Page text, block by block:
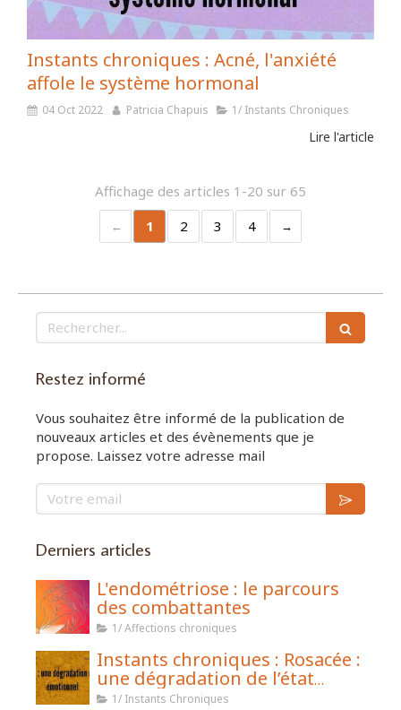
Instants chroniques : Acné, l'anxiété
affole le système hormonal
04 Oct 2022 Patricia Chapuis 1/ Instants Chroniques
Lire l'article
Affichage des articles 1-20 sur 65
1
2 3 4
Rechercher
Restez informé
Vous souhaitez être informé de la publication de
nouveaux articles et des évènements que je
propose. Laissez votre adresse mail
Votre email
Derniers articles
L'endométriose : le parcours
des combattantes
1/ Affections chroniques
Instants chroniques : Rosacée :
une dégradation de l’état
émotionnel
1/ Instants Chroniques